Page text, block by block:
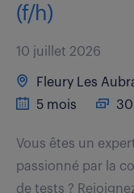
(f/h)
10 juillet 2026
Fleury Les
5 mois
Vous êtes un
passionné par la
de tests ?